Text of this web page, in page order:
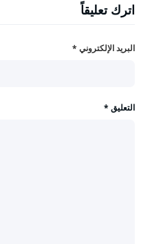
اترك تعليقاً
البريد الإلكتروني *
التعليق *